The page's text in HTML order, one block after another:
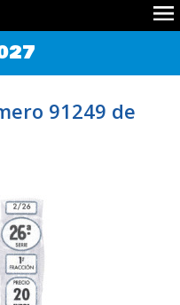
91249 de